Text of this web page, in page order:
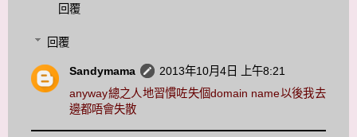
回覆
回覆
Sandymama
2013年10月4日 上午8:21
anyway總之人地習慣咗失個domain name以後我去
邊都唔會失散